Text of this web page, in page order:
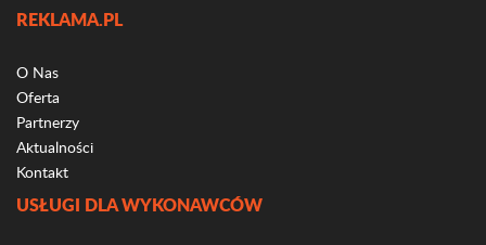
REKLAMA.PL
O Nas
Oferta
Partnerzy
Aktualności
Kontakt
USŁUGI DLA WYKONAWCÓW